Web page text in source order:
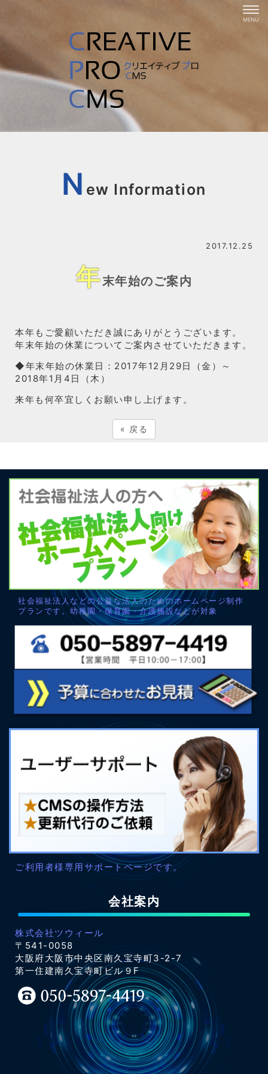
N ew Information
2017.12.25
年末年始のご案内
本年もご愛顧いただき誠にありがとうございます。
年末年始の休業についてご案内させていただきます。
◆年末年始の休業日：2017年12月29日（金）～
2018年1月4日（木）
来年も何卒宜しくお願い申し上げます。
« 戻る
社会福祉法人などの公益な法人のためのホームページ制作
プランです。幼稚園・保育園・介護施設などが対象
ご利用者様専用サポートページです。
会社案内
株式会社ツウィール
〒541-0058
大阪府大阪市中央区南久宝寺町3-2-7
第一住建南久宝寺町ビル９F